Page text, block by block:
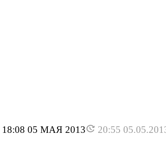
18:08 05 МАЯ 2013 20:55